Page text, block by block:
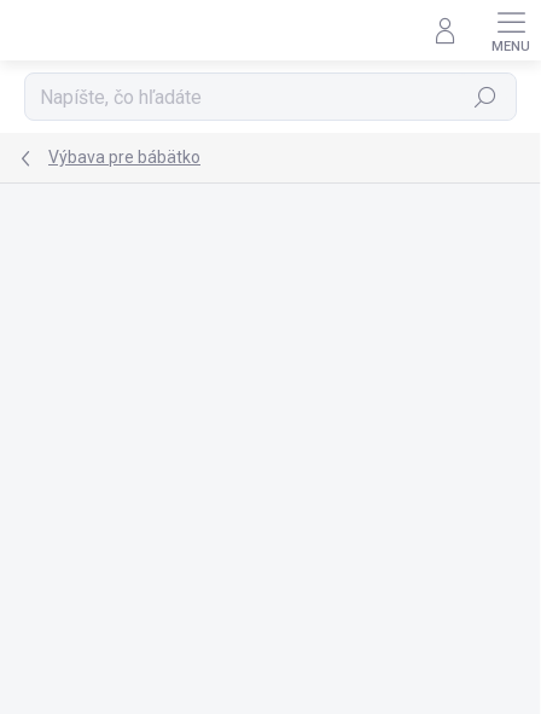
Hľadať
Výbava pre bábätko